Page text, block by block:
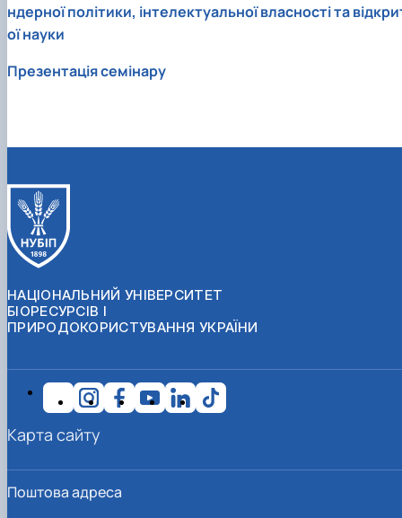
ндерної політики, інтелектуальної власності та
ої науки
Презентація семінару
НАЦІОНАЛЬНИЙ УНІВЕРСИТЕТ
БІОРЕСУРСІВ І
ПРИРОДОКОРИСТУВАННЯ УКРАЇНИ
Поштова адреса
Карта сайту